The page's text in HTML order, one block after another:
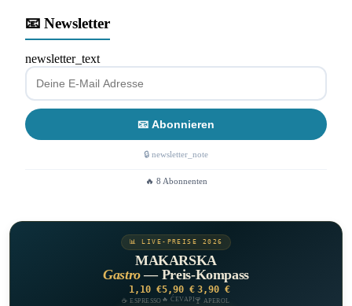
📧 Newsletter
newsletter_text
📧 Abonnieren
🔒 newsletter_note
🔥 8 Abonnenten
📊 LIVE-PREISE 2026
MAKARSKA
Gastro— Preis-Kompass
1,10 €
☕ ESPRESSO
5,90 €
🔥 ĆEVAPI
3,90 €
🍸 APEROL